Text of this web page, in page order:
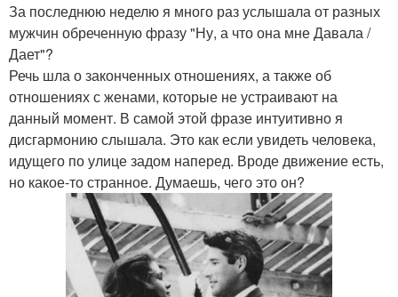
За последнюю неделю я много раз услышала от разных
мужчин обреченную фразу "Ну, а что она мне Давала /
Дает"?
Речь шла о законченных отношениях, а также об
отношениях с женами, которые не устраивают на
данный момент. В самой этой фразе интуитивно я
дисгармонию слышала. Это как если увидеть человека,
идущего по улице задом наперед. Вроде движение есть,
но какое-то странное. Думаешь, чего это он?